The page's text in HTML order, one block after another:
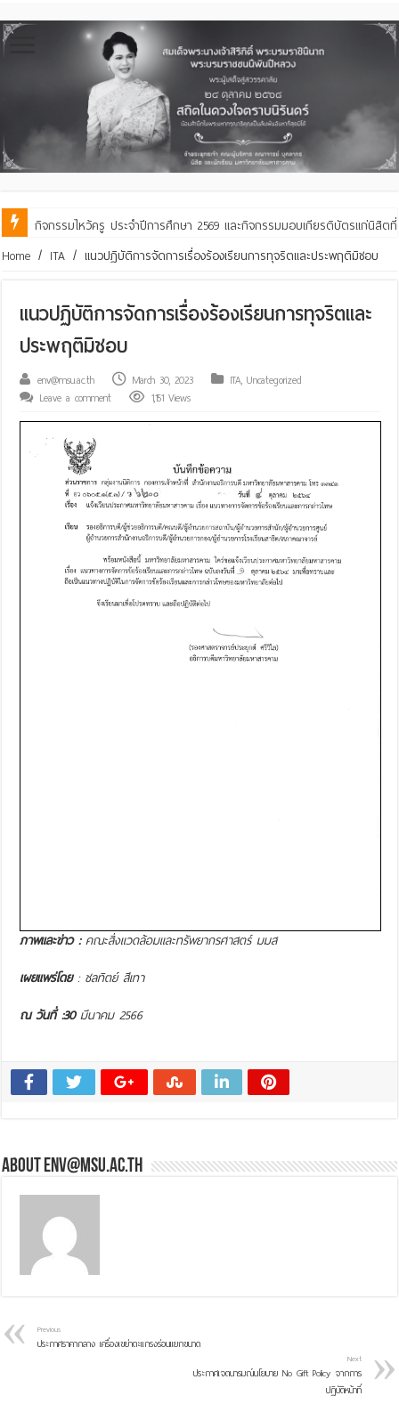
กิจกรรมไหว้ครู ประจำปีการศึกษา 2569 และกิจกรรมมอบเกียรติบัตรแก่นิสิ
คณะสิ่งแวดล้อมฯ มมส ร่วมสืบสานประเพณีฮีตเดือน ๘ ถวายเทียนพรรษา ๒
Home / ITA / แนวปฏิบัติการจัดการเรื่องร้องเรียนการทุจริตและประพฤติมิชอบ
แนวปฏิบัติการจัดการเรื่องร้องเรียนการทุจริตและ
ประพฤติมิชอบ
env@msu.ac.th March 30, 2023 ITA,Uncategorized
Leave a comment
1,151 Views
ภาพและข่าว :คณะสิ่งแวดล้อมและทรัพยากรศาสตร์ มมส
เผยแพร่โดย: ชลทิตย์ สีเทา
ณ วันที่ :30มีนาคม 2566
About env@msu.ac.th
Previous
ประกาศราคากลาง เครื่องเขย่าตะแกรงร่อนแยกขนาด
Next
ประกาศเจตนารมณ์นโยบาย No Gift Policy จากการ
ปฏิบัติหน้าที่